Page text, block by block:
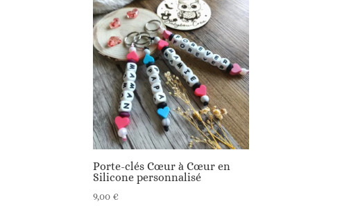
Porte-clés Cœur à Cœur en
Silicone personnalisé
9,00 €